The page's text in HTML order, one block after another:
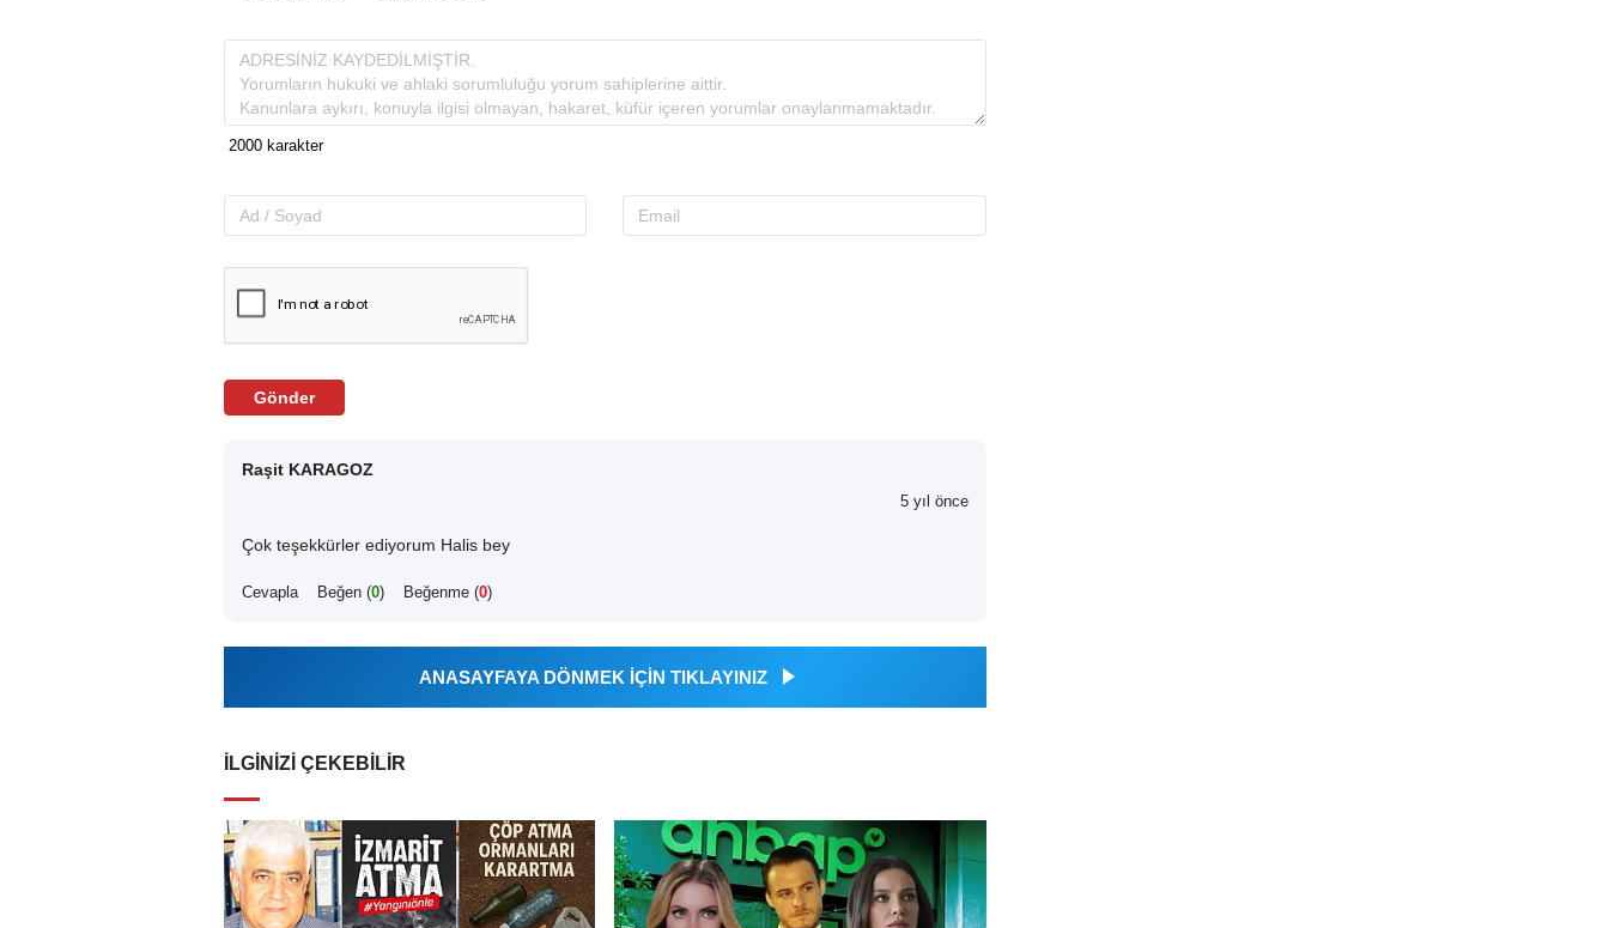
Gönder
Raşit KARAGOZ
5 yıl önce
Çok teşekkürler ediyorum Halis bey
Cevapla Beğen (0) Beğenme (0)
ANASAYFAYA DÖNMEK İÇİN TIKLAYINIZ
İLGINIZI ÇEKEBILIR